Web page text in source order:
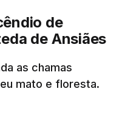
ELEMENT
NESTE
de
de Ansiães
as chamas
mato e floresta.